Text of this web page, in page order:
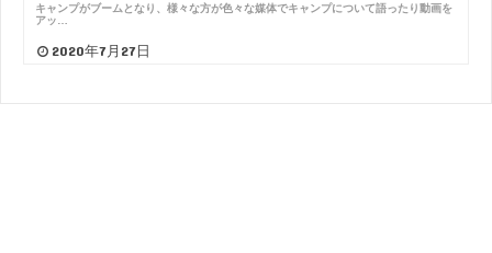
キャンプがブームとなり、様々な方が色々な媒体でキャンプについて語ったり動画を
アッ…
2020年7月27日